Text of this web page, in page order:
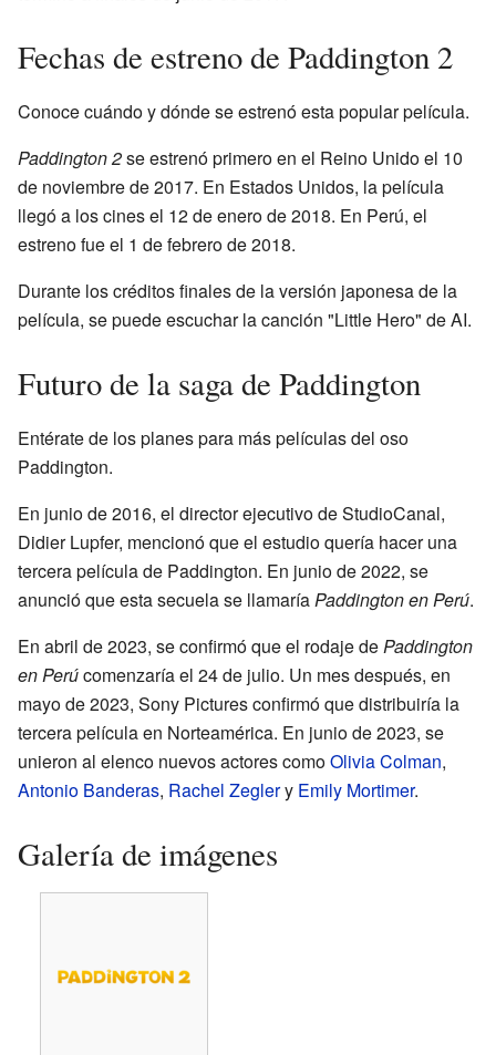
Fechas de estreno de Paddington 2
Conoce cuándo y dónde se estrenó esta popular película.
Paddington 2se estrenó primero en el Reino Unido el 10
de noviembre de 2017. En Estados Unidos, la película
llegó a los cines el 12 de enero de 2018. En Perú, el
estreno fue el 1 de febrero de 2018.
Durante los créditos finales de la versión japonesa de la
película, se puede escuchar la canción "Little Hero" de AI.
Futuro de la saga de Paddington
Entérate de los planes para más películas del oso
Paddington.
En junio de 2016, el director ejecutivo de StudioCanal,
Didier Lupfer, mencionó que el estudio quería hacer una
tercera película de Paddington. En junio de 2022, se
anunció que esta secuela se llamaríaPaddington en Perú.
En abril de 2023, se confirmó que el rodaje dePaddington
en Perúcomenzaría el 24 de julio. Un mes después, en
mayo de 2023, Sony Pictures confirmó que distribuiría la
tercera película en Norteamérica. En junio de 2023, se
unieron al elenco nuevos actores comoOlivia Colman,
Antonio Banderas, Rachel Zeglery Emily Mortimer.
Galería de imágenes